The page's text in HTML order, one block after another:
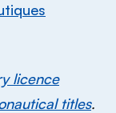
licence
titles.